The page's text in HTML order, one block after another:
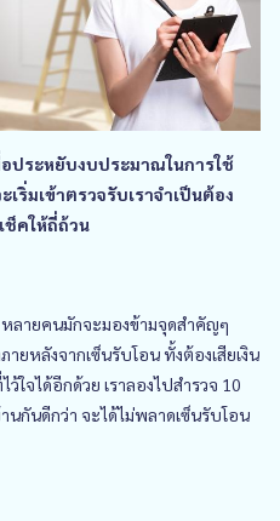
ประหยับงบประมาณในการใช้
ริ่มเข้าตรวจรับเราจำเป็นต้อง
ช็คให้ถี่ถ้วน
ลายคนมักจะมองข้ามจุดสำคัญๆ
ยหลังจากเซ็นรับโอน ทั้งต้องเสียเงิน
ว้ใจได้อีกด้วย เราลองไปสำรวจ 10
กันดีกว่า จะได้ไม่พลาดเซ็นรับโอน